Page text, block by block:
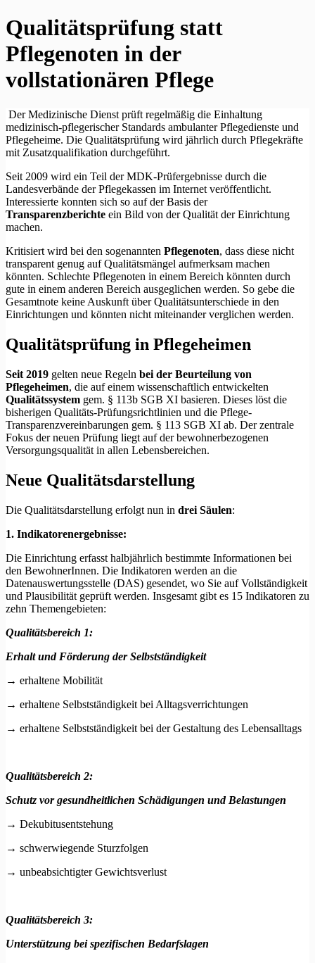
Qualitätsprüfung statt
Pflegenoten in der
vollstationären Pflege
Der Medizinische Dienst prüft regelmäßig die Einhaltung
medizinisch-pflegerischer Standards ambulanter Pflegedienste und
Pflegeheime. Die Qualitätsprüfung wird jährlich durch Pflegekräfte
mit Zusatzqualifikation durchgeführt.
Seit 2009 wird ein Teil der MDK-Prüfergebnisse durch die
Landesverbände der Pflegekassen im Internet veröffentlicht.
Interessierte konnten sich so auf der Basis der
Transparenzberichte ein Bild von der Qualität der Einrichtung
machen.
Kritisiert wird bei den sogenannten Pflegenoten, dass diese nicht
transparent genug auf Qualitätsmängel aufmerksam machen
könnten. Schlechte Pflegenoten in einem Bereich könnten durch
gute in einem anderen Bereich ausgeglichen werden. So gebe die
Gesamtnote keine Auskunft über Qualitätsunterschiede in den
Einrichtungen und könnten nicht miteinander verglichen werden.
Qualitätsprüfung in Pflegeheimen
Seit 2019 gelten neue Regeln bei der Beurteilung von
Pflegeheimen, die auf einem wissenschaftlich entwickelten
Qualitätssystem gem. § 113b SGB XI basieren. Dieses löst die
bisherigen Qualitäts-Prüfungsrichtlinien und die Pflege-
Transparenzvereinbarungen gem. § 113 SGB XI ab. Der zentrale
Fokus der neuen Prüfung liegt auf der bewohnerbezogenen
Versorgungsqualität in allen Lebensbereichen.
Neue Qualitätsdarstellung
Die Qualitätsdarstellung erfolgt nun in drei Säulen:
1. Indikatorenergebnisse:
Die Einrichtung erfasst halbjährlich bestimmte Informationen bei
den BewohnerInnen. Die Indikatoren werden an die
Datenauswertungsstelle (DAS) gesendet, wo Sie auf Vollständigkeit
und Plausibilität geprüft werden. Insgesamt gibt es 15 Indikatoren zu
zehn Themengebieten:
Qualitätsbereich 1:
Erhalt und Förderung der Selbstständigkeit
→ erhaltene Mobilität
→ erhaltene Selbstständigkeit bei Alltagsverrichtungen
→ erhaltene Selbstständigkeit bei der Gestaltung des Lebensalltags
Qualitätsbereich 2:
Schutz vor gesundheitlichen Schädigungen und Belastungen
→ Dekubitusentstehung
→ schwerwiegende Sturzfolgen
→ unbeabsichtigter Gewichtsverlust
Qualitätsbereich 3:
Unterstützung bei spezifischen Bedarfslagen